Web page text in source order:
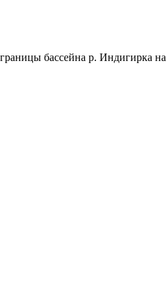
бассейна р. Индигирка на